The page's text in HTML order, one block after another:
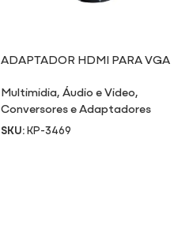
ADAPTADOR HDMI PARA VGA
Multimidia,Áudio e Video,
Conversores e Adaptadores
SKU:KP-3469